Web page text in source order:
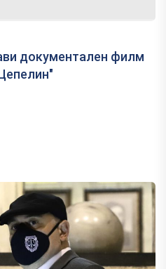
документален филм